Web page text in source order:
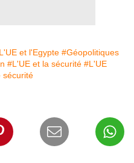
et l'Egypte #Géopolitiques
#L'UE et la sécurité #L'UE
sécurité